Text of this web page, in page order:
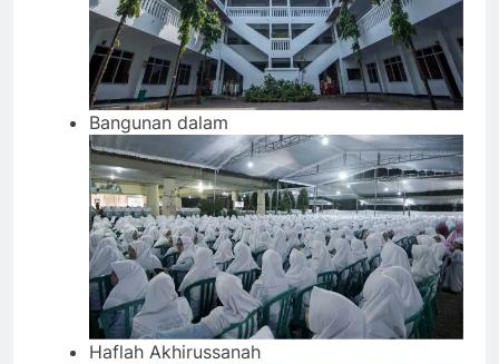
Bangunan dalam
Haflah Akhirussanah